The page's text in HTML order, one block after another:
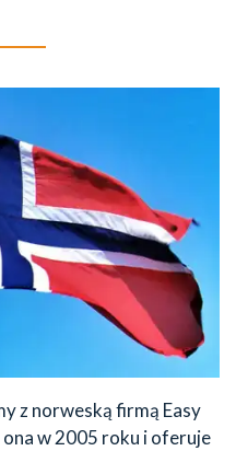
z norweską firmą Easy
w 2005 roku i oferuje